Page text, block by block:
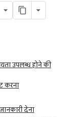
उपलब्ध होने की
करना
देना